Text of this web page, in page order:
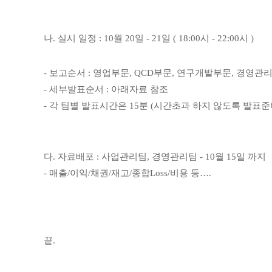
나. 실시 일정 : 10월 20일 - 21일 ( 18:00시 - 22:00시 )
- 보고순서 : 영업부문, QCD부문, 연구개발부문, 경영관
- 세부발표순서 : 아래자료 참조
- 각 팀별 발표시간은 15분 (시간초과 하지 않도록 발표준
다. 자료배포 : 사업관리팀, 경영관리팀 - 10월 15일 까지
- 매출/이익/채권/재고/종합Loss/비용 등….
끝.